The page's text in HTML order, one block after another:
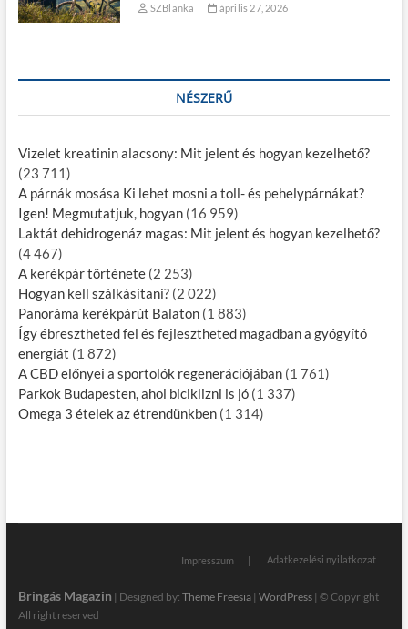
SZBlanka április 27, 2026
NÉSZERŰ
Vizelet kreatinin alacsony: Mit jelent és hogyan kezelhető?
(23 711)
A párnák mosása Ki lehet mosni a toll- és pehelypárnákat?
Igen! Megmutatjuk, hogyan (16 959)
Laktát dehidrogenáz magas: Mit jelent és hogyan kezelhető?
(4 467)
A kerékpár története (2 253)
Hogyan kell szálkásítani? (2 022)
Panoráma kerékpárút Balaton (1 883)
Így ébresztheted fel és fejlesztheted magadban a gyógyító
energiát (1 872)
A CBD előnyei a sportolók regenerációjában (1 761)
Parkok Budapesten, ahol biciklizni is jó (1 337)
Omega 3 ételek az étrendünkben (1 314)
Impresszum Adatkezelési nyilatkozat
Bringás Magazin | Designed by: Theme Freesia| WordPress| © Copyright
All right reserved